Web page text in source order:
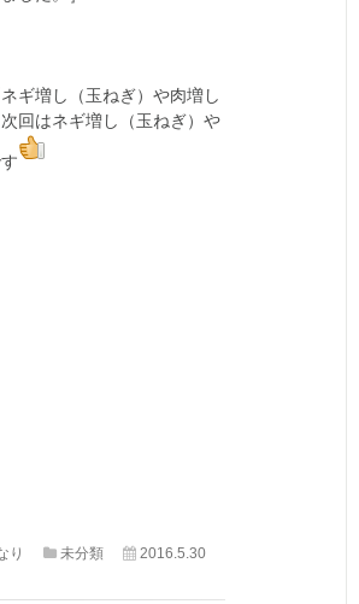
ギ増し（玉ねぎ）や肉増し
回はネギ増し（玉ねぎ）や
り 未分類 2016.5.30